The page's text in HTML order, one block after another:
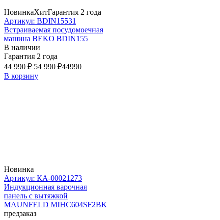
НовинкаХитГарантия 2 года
Артикул: BDIN15531
Встраиваемая посудомоечная
машина BEKO BDIN155
В наличии
Гарантия 2 года
44 990 ₽ 54 990 ₽44990
В корзину
Новинка
Артикул: КА-00021273
Индукционная варочная
панель с вытяжкой
MAUNFELD MIHC604SF2BK
предзаказ